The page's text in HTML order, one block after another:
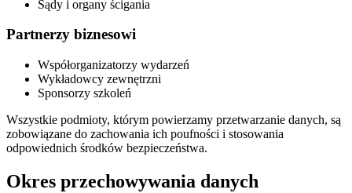
Sądy i organy ścigania
Partnerzy biznesowi
Współorganizatorzy wydarzeń
Wykładowcy zewnętrzni
Sponsorzy szkoleń
Wszystkie podmioty, którym powierzamy przetwarzanie danych, są
zobowiązane do zachowania ich poufności i stosowania
odpowiednich środków bezpieczeństwa.
Okres przechowywania danych